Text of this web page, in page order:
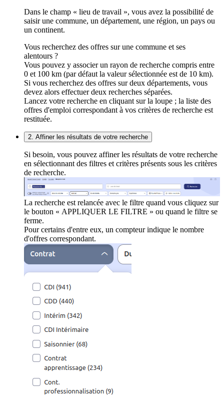
Dans le champ « lieu de travail », vous avez la possibilité de
saisir une commune, un département, une région, un pays ou
un continent.
Vous recherchez des offres sur une commune et ses
alentours ?
Vous pouvez y associer un rayon de recherche compris entre
0 et 100 km (par défaut la valeur sélectionnée est de 10 km).
Si vous recherchez des offres sur deux départements, vous
devez alors effectuer deux recherches séparées.
Lancez votre recherche en cliquant sur la loupe ; la liste des
offres d'emploi correspondant à vos critères de recherche est
restituée.
2. Affiner les résultats de votre recherche
Si besoin, vous pouvez affiner les résultats de votre recherche
en sélectionnant des filtres et critères présents sous les critères
de recherche.
La recherche est relancée avec le filtre quand vous cliquez sur
le bouton « APPLIQUER LE FILTRE » ou quand le filtre se
ferme.
Pour certains d'entre eux, un compteur indique le nombre
d'offres correspondant.